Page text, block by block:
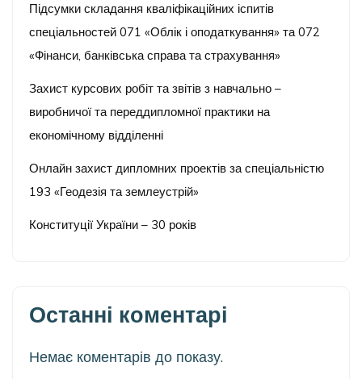
Підсумки складання кваліфікаційних іспитів
спеціальностей 071 «Облік і оподаткування» та 072
«Фінанси, банківська справа та страхування»
Захист курсових робіт та звітів з навчально –
виробничої та переддипломної практики на
економічному відділенні
Онлайн захист дипломних проектів за спеціальністю
193 «Геодезія та землеустрій»
Конституції України – 30 років
Останні коментарі
Немає коментарів до показу.